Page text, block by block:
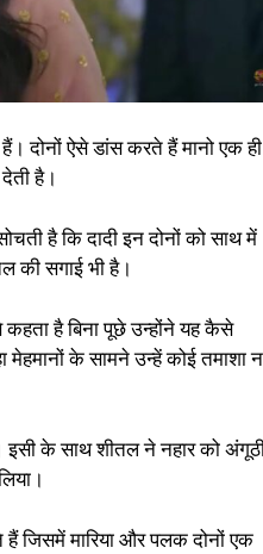
दोनों ऐसे डांस करते हैं मानो एक
है।
है कि दादी इन दोनों को साथ में
की सगाई भी है।
है बिना पूछे उन्होंने यह कैसे
मेहमानों के सामने उन्हें कोई तमाशा
इसी के साथ शीतल ने नहार को
हैं जिसमें मारिया और पलक दोनों एक